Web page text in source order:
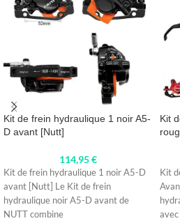
Kit de frein hydraulique 1 noir A5-
D avant [Nutt]
114,95€
Kit de frein hydraulique 1 noir A5-D
avant [Nutt] Le Kit de frein
hydraulique noir A5-D avant de
NUTT combine
Kit
Kit
avec